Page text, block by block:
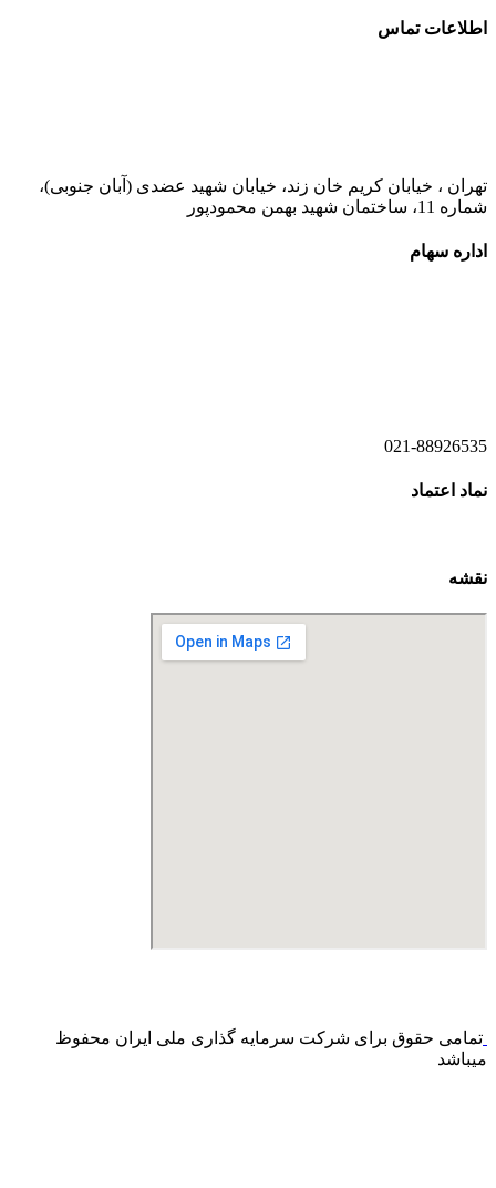
اطلاعات تماس
تهران ، خیابان کریم خان زند، خیابان شهید عضدی (آبان جنوبی)،
شماره 11، ساختمان شهید بهمن محمودپور
اداره سهام
021-88926535
نماد اعتماد
نقشه
تمامی حقوق برای شرکت سرمایه گذاری ملی ایران محفوظ
میباشد